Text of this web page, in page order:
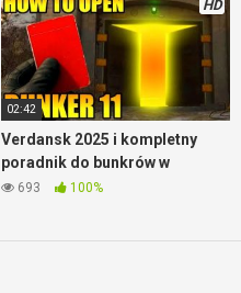
HD
02:42
Verdansk 2025 i kompletny
poradnik do bunkrów w
Warzone
693 100%